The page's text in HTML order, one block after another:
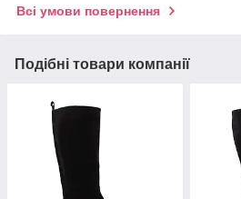
Всі умови повернення
Подібні товари компанії